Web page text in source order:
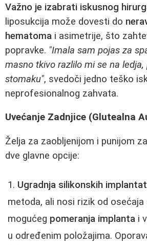
Važno je izabrati iskusnog
liposukcija može dovesti do
hematoma i asimetrije, što
popravke. "Imala sam pojas za
masno tkivo razlilo mi se na ledja,
stomaku", svedoči jedno teško
neprofesionalnog zahvata.
Uvećanje Zadnjice (Glutealna
Želja za zaobljenijom i punijom
dve glavne opcije:
Ugradnja silikonskih
metoda, ali nosi rizik od osećaja
mogućeg pomeranja implanta i
u određenim položajima.